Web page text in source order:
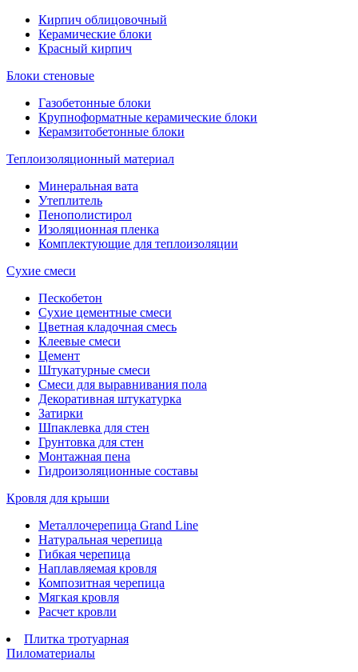
Кирпич облицовочный
Керамические блоки
Красный кирпич
Блоки стеновые
Газобетонные блоки
Крупноформатные керамические блоки
Керамзитобетонные блоки
Теплоизоляционный материал
Минеральная вата
Утеплитель
Пенополистирол
Изоляционная пленка
Комплектующие для теплоизоляции
Сухие смеси
Пескобетон
Сухие цементные смеси
Цветная кладочная смесь
Клеевые смеси
Цемент
Штукатурные смеси
Смеси для выравнивания пола
Декоративная штукатурка
Затирки
Шпаклевка для стен
Грунтовка для стен
Монтажная пена
Гидроизоляционные составы
Кровля для крыши
Металлочерепица Grand Line
Натуральная черепица
Гибкая черепица
Наплавляемая кровля
Композитная черепица
Мягкая кровля
Расчет кровли
Плитка тротуарная
Пиломатериалы